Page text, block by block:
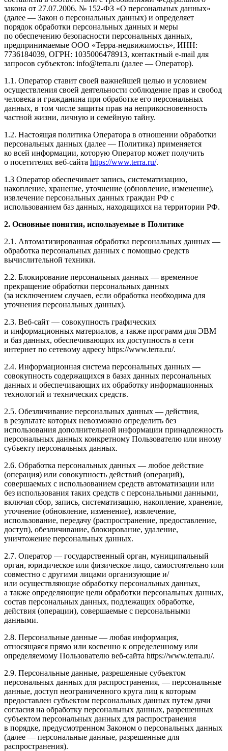
закона от 27.07.2006. № 152-ФЗ «О персональных данных»
(далее — Закон о персональных данных) и определяет
порядок обработки персональных данных и меры
по обеспечению безопасности персональных данных,
предпринимаемые ООО «Терра-недвижимость», ИНН:
7736184039, ОГРН: 1035006478913, контактный e-mail для
запросов субъектов: info@terra.ru (далее — Оператор).
1.1. Оператор ставит своей важнейшей целью и условием
осуществления своей деятельности соблюдение прав и свобод
человека и гражданина при обработке его персональных
данных, в том числе защиты прав на неприкосновенность
частной жизни, личную и семейную тайну.
1.2. Настоящая политика Оператора в отношении обработки
персональных данных (далее — Политика) применяется
ко всей информации, которую Оператор может получить
о посетителях веб-сайта https://www.terra.ru/.
1.3 Оператор обеспечивает запись, систематизацию,
накопление, хранение, уточнение (обновление, изменение),
извлечение персональных данных граждан РФ с
использованием баз данных, находящихся на территории РФ.
2. Основные понятия, используемые в Политике
2.1. Автоматизированная обработка персональных данных —
обработка персональных данных с помощью средств
вычислительной техники.
2.2. Блокирование персональных данных — временное
прекращение обработки персональных данных
(за исключением случаев, если обработка необходима для
уточнения персональных данных).
2.3. Веб-сайт — совокупность графических
и информационных материалов, а также программ для ЭВМ
и баз данных, обеспечивающих их доступность в сети
интернет по сетевому адресу https://www.terra.ru/.
2.4. Информационная система персональных данных —
совокупность содержащихся в базах данных персональных
данных и обеспечивающих их обработку информационных
технологий и технических средств.
2.5. Обезличивание персональных данных — действия,
в результате которых невозможно определить без
использования дополнительной информации принадлежность
персональных данных конкретному Пользователю или иному
субъекту персональных данных.
2.6. Обработка персональных данных — любое действие
(операция) или совокупность действий (операций),
совершаемых с использованием средств автоматизации или
без использования таких средств с персональными данными,
включая сбор, запись, систематизацию, накопление, хранение,
уточнение (обновление, изменение), извлечение,
использование, передачу (распространение, предоставление,
доступ), обезличивание, блокирование, удаление,
уничтожение персональных данных.
2.7. Оператор — государственный орган, муниципальный
орган, юридическое или физическое лицо, самостоятельно или
совместно с другими лицами организующие и/
или осуществляющие обработку персональных данных,
а также определяющие цели обработки персональных данных,
состав персональных данных, подлежащих обработке,
действия (операции), совершаемые с персональными
данными.
2.8. Персональные данные — любая информация,
относящаяся прямо или косвенно к определенному или
определяемому Пользователю веб-сайта https://www.terra.ru/.
2.9. Персональные данные, разрешенные субъектом
персональных данных для распространения, — персональные
данные, доступ неограниченного круга лиц к которым
предоставлен субъектом персональных данных путем дачи
согласия на обработку персональных данных, разрешенных
субъектом персональных данных для распространения
в порядке, предусмотренном Законом о персональных данных
(далее — персональные данные, разрешенные для
распространения).